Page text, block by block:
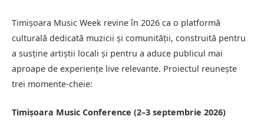
Timișoara Music Week revine în 2026 ca o platformă
culturală dedicată muzicii și comunității, construită pentru
a susține artiștii locali și pentru a aduce publicul mai
aproape de experiențe live relevante. Proiectul reunește
trei momente-cheie:
Timișoara Music Conference (2–3 septembrie 2026)